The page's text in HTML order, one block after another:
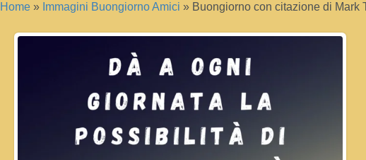
Home » Immagini Buongiorno Amici » Buongiorno con citazione di Mark